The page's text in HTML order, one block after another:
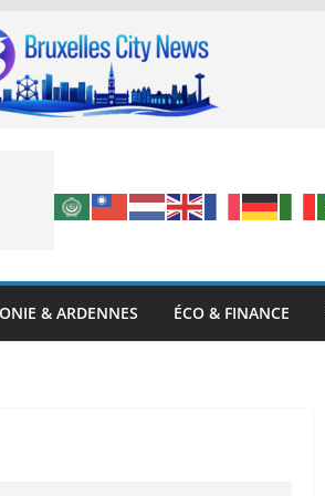
& ARDENNES ÉCO & FINANCE